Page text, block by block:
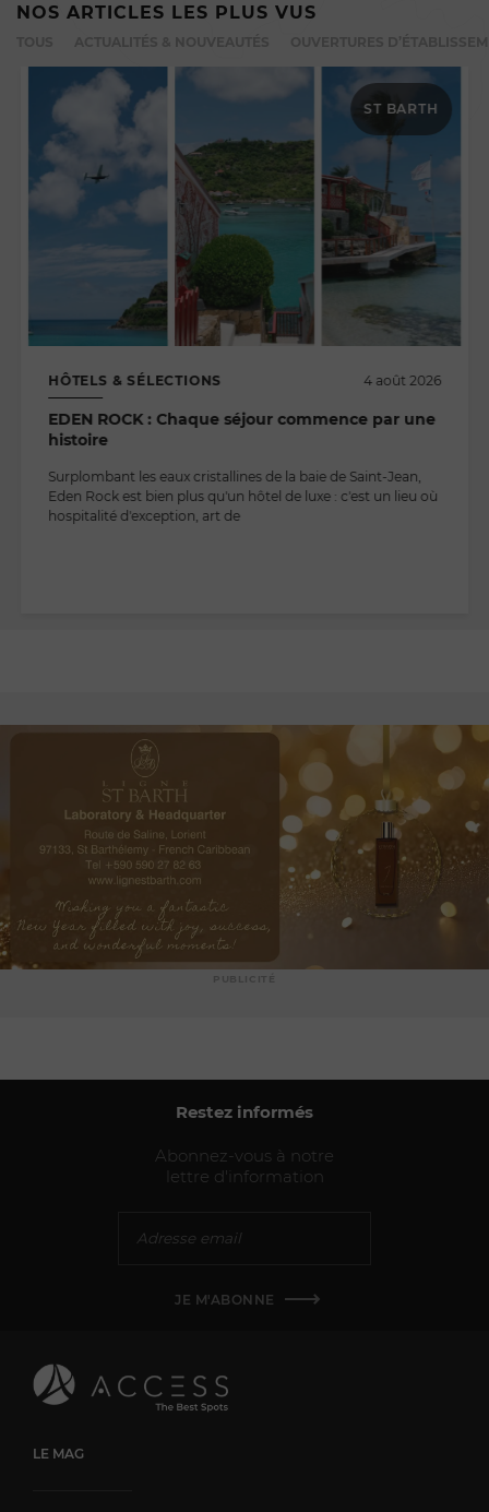
NOS ARTICLES LES PLUS VUS
ST BARTH
HÔTELS & SÉLECTIONS 4 août 2026
EDEN ROCK : Chaque séjour commence par une
histoire
Surplombant les eaux cristallines de la baie de Saint-Jean,
Eden Rock est bien plus qu'un hôtel de luxe : c'est un lieu où
hospitalité d'exception, art de
Restez informés
Abonnez-vous à notre
lettre d'information
JE M'ABONNE
LE MAG